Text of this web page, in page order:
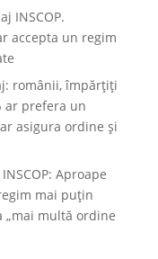
INSCOP.
accepta un regim
românii, împărțiți
ar prefera un
asigura ordine și
Aproape
mai puțin
„mai multă ordine